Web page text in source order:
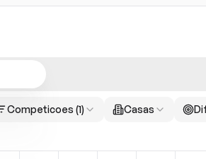
Competicoes (1) Casas